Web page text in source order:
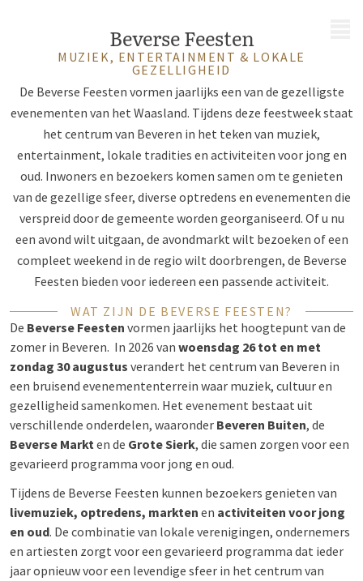
Beverse Feesten
MUZIEK, ENTERTAINMENT & LOKALE
GEZELLIGHEID
De Beverse Feesten vormen jaarlijks een van de gezelligste
evenementen van het Waasland. Tijdens deze feestweek staat
het centrum van Beveren in het teken van muziek,
entertainment, lokale tradities en activiteiten voor jong en
oud. Inwoners en bezoekers komen samen om te genieten
van de gezellige sfeer, diverse optredens en evenementen die
verspreid door de gemeente worden georganiseerd. Of u nu
een avond wilt uitgaan, de avondmarkt wilt bezoeken of een
compleet weekend in de regio wilt doorbrengen, de Beverse
Feesten bieden voor iedereen een passende activiteit.
WAT ZIJN DE BEVERSE FEESTEN?
De Beverse Feesten vormen jaarlijks het hoogtepunt van de
zomer in Beveren. In 2026 van woensdag 26 tot en met
zondag 30 augustus verandert het centrum van Beveren in
een bruisend evenemententerrein waar muziek, cultuur en
gezelligheid samenkomen. Het evenement bestaat uit
verschillende onderdelen, waaronder Beveren Buiten, de
Beverse Markten de Grote Sierk, die samen zorgen voor een
gevarieerd programma voor jong en oud.
Tijdens de Beverse Feesten kunnen bezoekers genieten van
livemuziek, optredens, markten en activiteiten voor jong
en oud. De combinatie van lokale verenigingen, ondernemers
en artiesten zorgt voor een gevarieerd programma dat ieder
jaar opnieuw voor een levendige sfeer in het centrum van